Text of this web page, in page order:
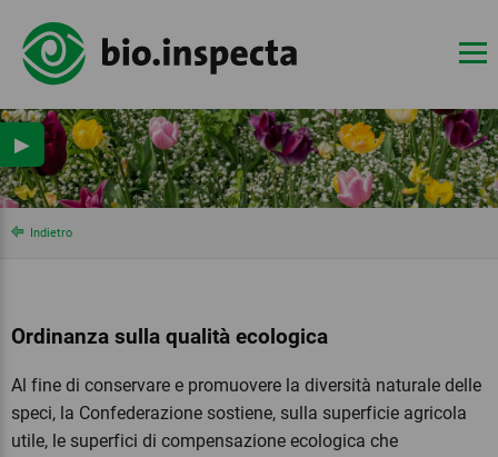
Indietro
Ordinanza sulla qualità ecologica
Al fine di conservare e promuovere la diversità naturale delle
speci, la Confederazione sostiene, sulla superficie agricola
utile, le superfici di compensazione ecologica che
▶